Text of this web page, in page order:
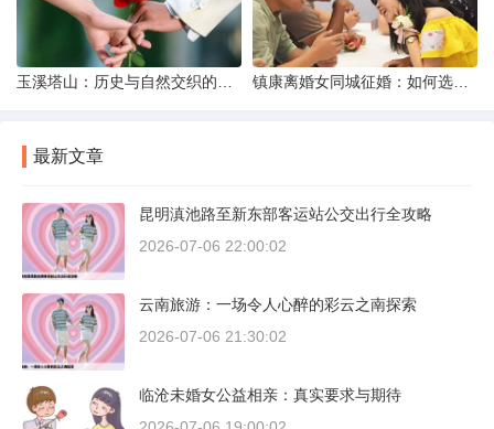
最新文章
昆明滇池路至新东部客运站公交出行全攻略
2026-07-06 22:00:02
云南旅游：一场令人心醉的彩云之南探索
2026-07-06 21:30:02
临沧未婚女公益相亲：真实要求与期待